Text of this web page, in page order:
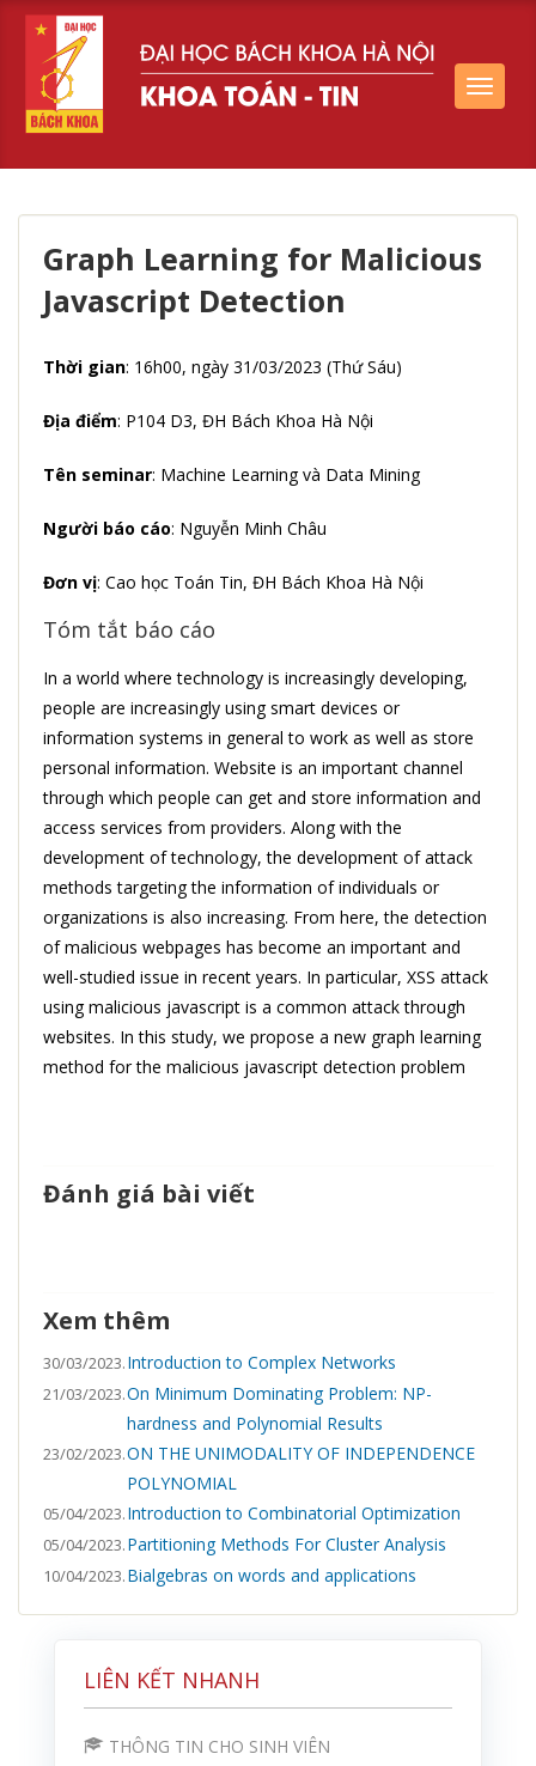
Toggle
LIÊN KẾT NHANH
THÔNG TIN CHO SINH VIÊN
Graph Learning for Malicious
Javascript Detection
Thời gian: 16h00, ngày 31/03/2023 (Thứ Sáu)
Địa điểm: P104 D3, ĐH Bách Khoa Hà Nội
Tên seminar: Machine Learning và Data Mining
Người báo cáo: Nguyễn Minh Châu
Đơn vị: Cao học Toán Tin, ĐH Bách Khoa Hà Nội
Tóm tắt báo cáo
In a world where technology is increasingly developing,
people are increasingly using smart devices or
information systems in general to work as well as store
personal information. Website is an important channel
through which people can get and store information and
access services from providers. Along with the
development of technology, the development of attack
methods targeting the information of individuals or
organizations is also increasing. From here, the detection
of malicious webpages has become an important and
well-studied issue in recent years. In particular, XSS attack
using malicious javascript is a common attack through
websites. In this study, we propose a new graph learning
method for the malicious javascript detection problem
Đánh giá bài viết
Xem thêm
30/03/2023.Introduction to Complex Networks
21/03/2023.On Minimum Dominating Problem: NP-
hardness and Polynomial Results
23/02/2023.ON THE UNIMODALITY OF INDEPENDENCE
POLYNOMIAL
05/04/2023.Introduction to Combinatorial Optimization
05/04/2023.Partitioning Methods For Cluster Analysis
10/04/2023.Bialgebras on words and applications